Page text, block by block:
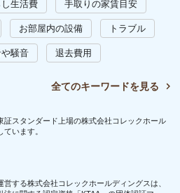
生活費 手取りの家賃目安
お部屋内の設備 トラブル
騒音 退去費用
全てのキーワードを見る
証スタンダード上場の株式会社コレックホール
います。
営する株式会社コレックホールディングスは、